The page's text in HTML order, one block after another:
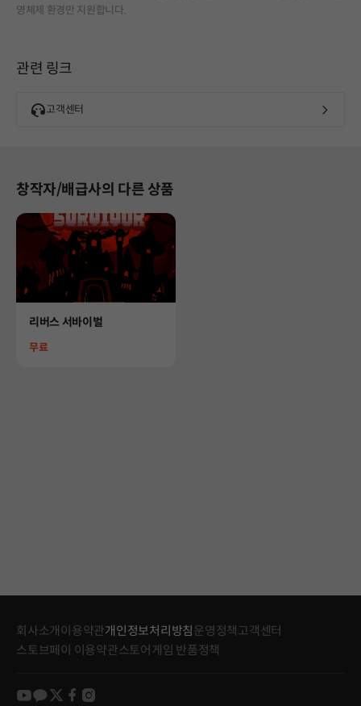
영체제 환경만 지원합니다.
관련 링크
고객센터
창작자/배급사의 다른 상품
Product
리버스 서바이벌
Price
무료
회사소개 이용약관개인정보처리방침 운영정책고객센터
스토브페이 이용약관스토어게임 반품정책
youtube
kakao
twitter
facebook
instagram